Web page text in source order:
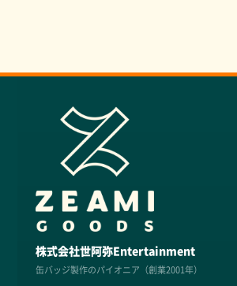
株式会社世阿弥Entertainment
缶バッジ製作のパイオニア（創業2001年）